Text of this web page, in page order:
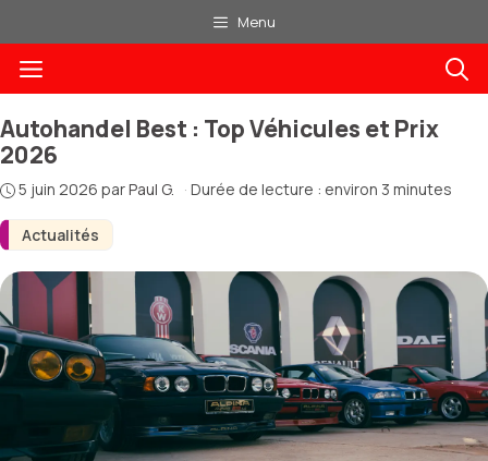
au
contenu
Menu
Menu
Actualités
Autohandel Best : Top Véhicules et Prix
2026
5 juin 2026 parPaul G. · Durée de lecture : environ 3 minutes